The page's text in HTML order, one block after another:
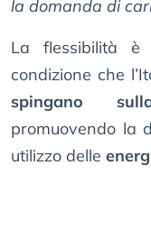
la domanda di
La flessibilità è
condizione che
spingano
promuovendo la
utilizzo delle